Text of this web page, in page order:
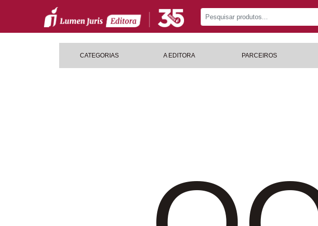
CATEGORIAS A EDITORA PARCEIROS